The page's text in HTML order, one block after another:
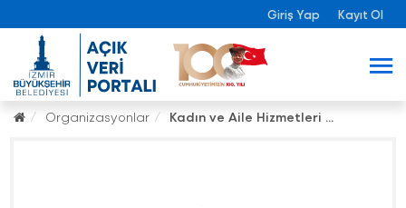
Giriş Yap Kayıt Ol
Organizasyonlar Kadın ve Aile Hizmetleri ...